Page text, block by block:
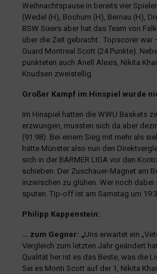
Weihnachtspause in bereits vier
(Wedel (H), Bochum (H), Bernau (H),
BSW Sixers aber hat das Team von
über die Zeit gebracht. Topscorer war
Guard Montreal Scott (24 Punkte).
punkteten auch Anell Alexis, Nikita
Knudsen zweistellig.
Großer Kampf im Hinspiel wurde
Im Hinspiel hatten die WWU Baskets
erzwungen, mussten sich da aber
(91:98). Bei einem Sieg mit mehr als
hätte Münster also nun den
sich in der BARMER LIGA vor den
schieben. Der Zuschauer-Magnet am
inzwischen zu glühen. Wer noch
sputen. Tip-off ist am Samstag um
Philipp Kappenstein:
… zum Gegner: „Uns erwartet ein
Vergleich zum letzten Jahr geändert
Qualität her ist es das Beste, was die
Sei es Monti Scott auf der 1, Nikita